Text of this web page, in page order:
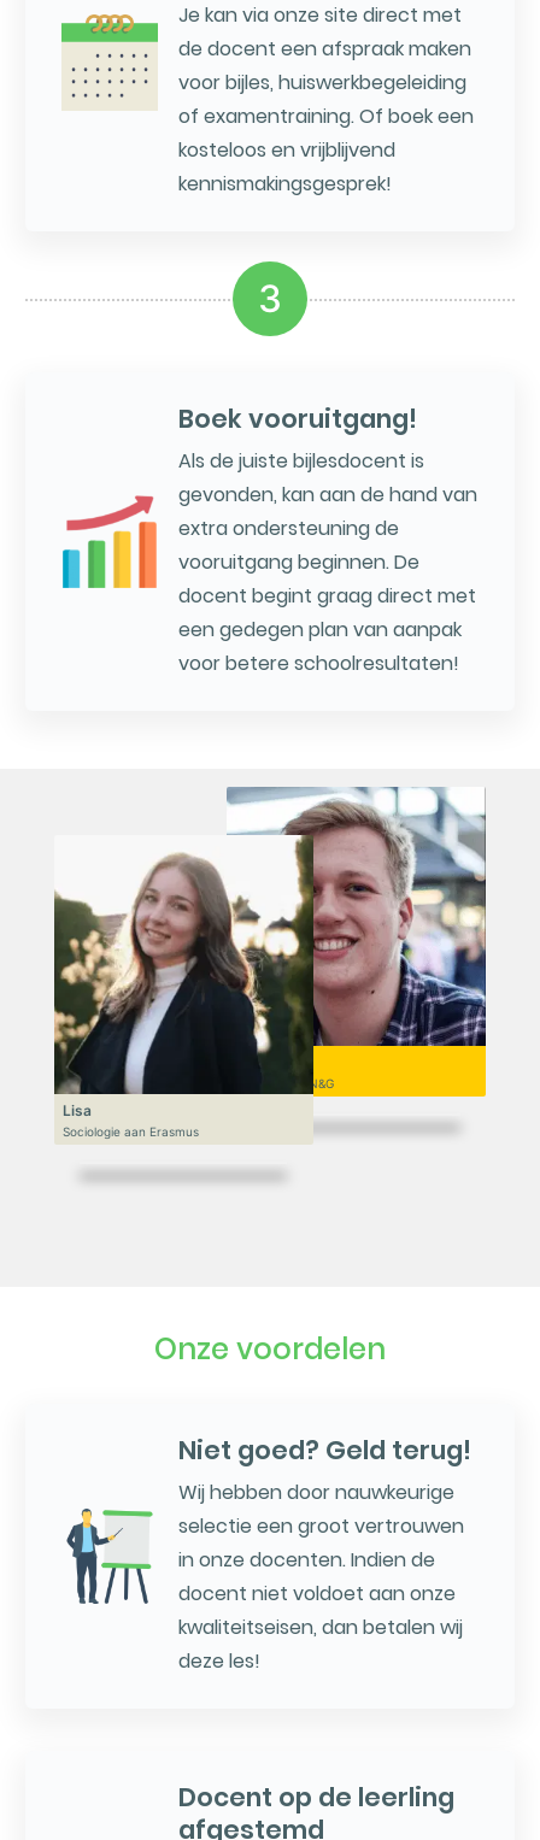
Je kan via onze site direct met
de docent een afspraak maken
voor bijles, huiswerkbegeleiding
of examentraining. Of boek een
kosteloos en vrijblijvend
kennismakingsgesprek!
3
Boek vooruitgang!
Als de juiste bijlesdocent is
gevonden, kan aan de hand van
extra ondersteuning de
vooruitgang beginnen. De
docent begint graag direct met
een gedegen plan van aanpak
voor betere schoolresultaten!
Niek
VWO 6, N&T/N&G
Lisa
Sociologie aan Erasmus
Onze voordelen
Niet goed? Geld terug!
Wij hebben door nauwkeurige
selectie een groot vertrouwen
in onze docenten. Indien de
docent niet voldoet aan onze
kwaliteitseisen, dan betalen wij
deze les!
Docent op de leerling
afgestemd